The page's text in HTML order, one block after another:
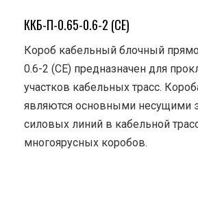
ККБ-П-0.65-0.6-2 (СЕ)
Короб кабельный блочный
0.6-2 (СЕ) предназначен для
участков кабельных трасс.
являются основными несущими
силовых линий в кабельной
многоярусных коробов.